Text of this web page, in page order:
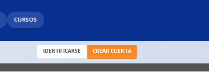
CURSOS
IDENTIFICARSE CREAR CUENTA